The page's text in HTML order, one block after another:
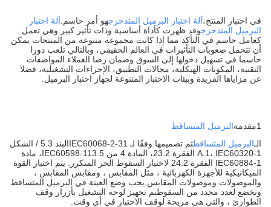
في اختبار المنتج،آلة اختبار البرميل المتدحرجهو أمر حاسم. آلة اختبار
البرميل المتدحرجوقد ظهرت كأداة أساسية وذات تأثير كبير.وهي تعمل
كعامل حاسم في التأكد مما إذا كانت مجموعة متنوعة من المنتجات يمكن
أن تتحمل صعوبات التأثيرات في العالم الحقيقي، وبالتالي تلعب دورا
حاسما في تسهيل دخولها إلى السوق وضمان رضا العملاء.المواصفات
التقنية، المكونات الهيكلية، مجالات التطبيق، الإجراءات التشغيلية، فضلا
عن مزاياها الفريدة وبيئات الاختبار المتنوعة لجهاز اختبار البرميل.
1مقدمة
البرميل المتساقط
الـالبرميل المتساقط
تم تصميمها وفقًا لـ IEC60068-2-31البند 5.3 / الشكل
A.1، IEC60320-1 الفقرة 23.2، المادة 4 من IEC60598-113.5، مادة
IEC60884-1 الفقرة 24.2 لاختبار السقوط الحر المتكرر. يتم اختبار القوة
الميكانيكية للأجهزة الكهربائية ، مثل المقابس ، ومقابس المقابس ،
والموصولات وموصولات المقابس.يجب وضع العينة في البرميل المتساقط
وتخضع لعدد محدد من السقوطتم تجهيز لوحة التشغيل بأزرار وقف
الطوارئ ، والتي هي مريحة لوقف الاختبار في أي وقت.